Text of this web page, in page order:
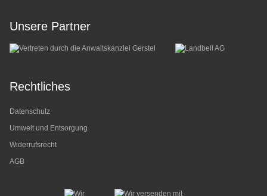
Unsere Partner
Rechtliches
Datenschutz
Umwelt und Entsorgung
Widerrufsrecht
AGB